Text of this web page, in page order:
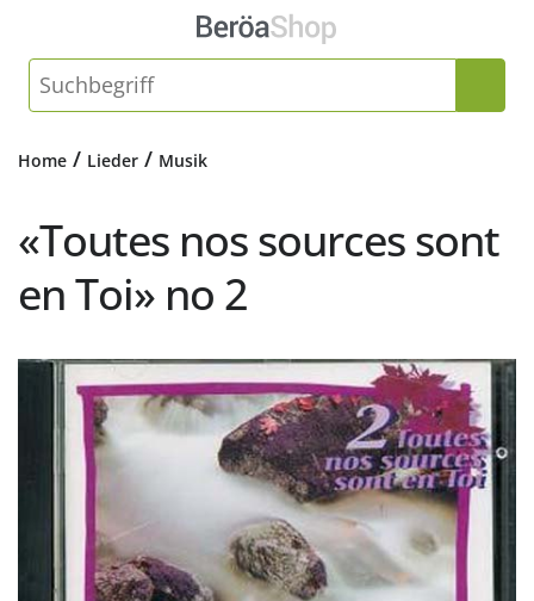
Home / Lieder / Musik
«Toutes nos sources sont
en Toi» no 2